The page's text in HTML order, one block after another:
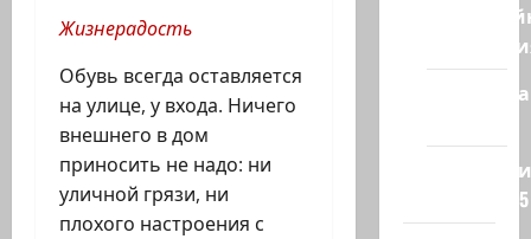
Жизнерадость
Обувь всегда оставляется
на улице, у входа. Ничего
внешнего в дом
приносить не надо: ни
уличной грязи, ни
плохого настроения с
Полемика
сайта 2025